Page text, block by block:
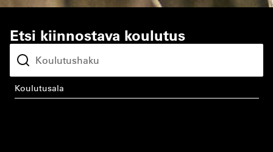
Etsi kiinnostava koulutus
koulutusala